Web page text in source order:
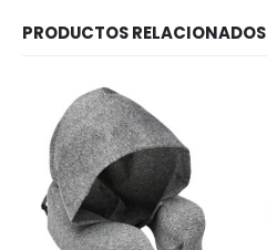
PRODUCTOS RELACIONADOS